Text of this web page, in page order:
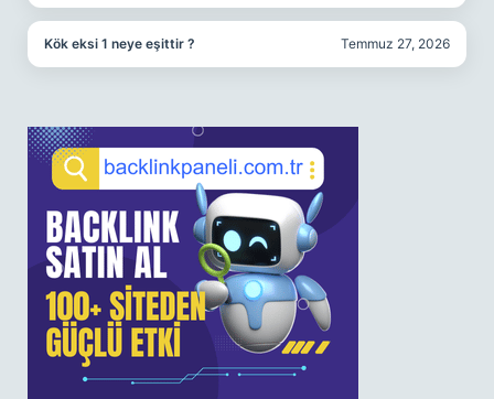
Kök eksi 1 neye eşittir ? Temmuz 27, 2026